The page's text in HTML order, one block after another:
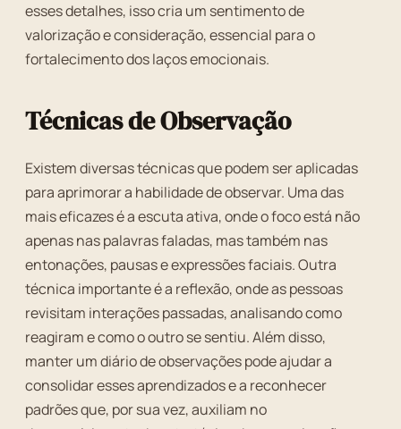
esses detalhes, isso cria um sentimento de
valorização e consideração, essencial para o
fortalecimento dos laços emocionais.
Técnicas de Observação
Existem diversas técnicas que podem ser aplicadas
para aprimorar a habilidade de observar. Uma das
mais eficazes é a escuta ativa, onde o foco está não
apenas nas palavras faladas, mas também nas
entonações, pausas e expressões faciais. Outra
técnica importante é a reflexão, onde as pessoas
revisitam interações passadas, analisando como
reagiram e como o outro se sentiu. Além disso,
manter um diário de observações pode ajudar a
consolidar esses aprendizados e a reconhecer
padrões que, por sua vez, auxiliam no